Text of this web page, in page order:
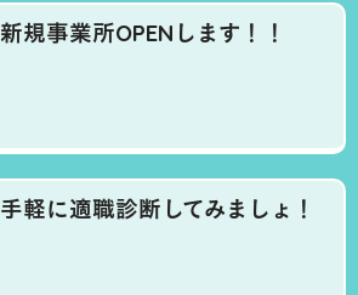
新規事業所OPENします！！
手軽に適職診断してみましょ！